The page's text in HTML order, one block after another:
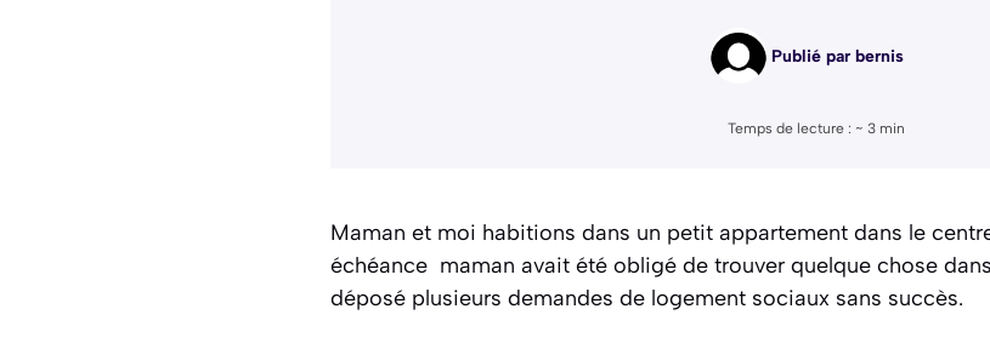
Publié par bernis
Temps de lecture : ~ 3 min
Maman et moi habitions dans un petit appartement dans le
échéance maman avait été obligé de trouver quelque chose
déposé plusieurs demandes de logement sociaux sans succès.